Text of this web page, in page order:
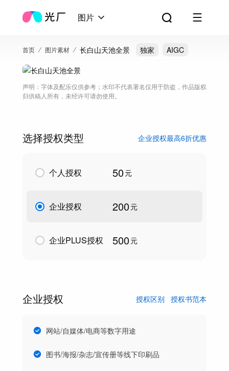
图片
首页 图片素材 长白山天池全景 独家 AIGC
声明：字体及配乐仅供参考；水印不代表署名仅用于防盗，作品版权
归供稿人所有，未经许可请勿使用。
选择授权类型 企业授权最高6折优惠
个人授权 50元
企业授权 200 元
企业PLUS授权 500元
企业授权 授权区别 授权书范本
网站/自媒体/电商等数字用途
图书/海报/杂志/宣传册等线下印刷品